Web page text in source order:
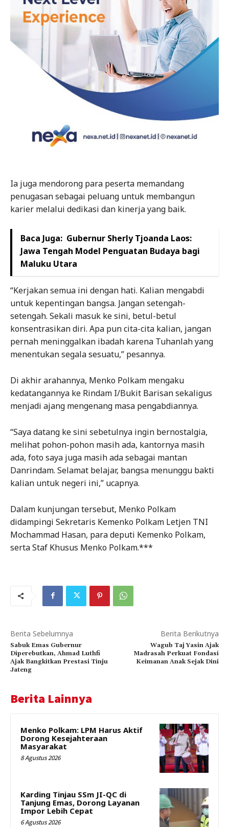
Ia juga mendorong para peserta memandang
penugasan sebagai peluang untuk membangun
karier melalui dedikasi dan kinerja yang baik.
Baca Juga: Gubernur Sherly Tjoanda Laos:
Jawa Tengah Model Penguatan Budaya bagi
Maluku Utara
“Kerjakan semua ini dengan hati. Kalian mengabdi
untuk kepentingan bangsa. Jangan setengah-
setengah. Sekali masuk ke sini, betul-betul
konsentrasikan diri. Apa pun cita-cita kalian, jangan
pernah meninggalkan ibadah karena Tuhanlah yang
menentukan segala sesuatu,” pesannya.
Di akhir arahannya, Menko Polkam mengaku
kedatangannya ke Rindam I/Bukit Barisan sekaligus
menjadi ajang mengenang masa pengabdiannya.
“Saya datang ke sini sebetulnya ingin bernostalgia,
melihat pohon-pohon masih ada, kantornya masih
ada, foto saya juga masih ada sebagai mantan
Danrindam. Selamat belajar, bangsa menunggu bakti
kalian untuk negeri ini,” ucapnya.
Dalam kunjungan tersebut, Menko Polkam
didampingi Sekretaris Kemenko Polkam Letjen TNI
Mochammad Hasan, para deputi Kemenko Polkam,
serta Staf Khusus Menko Polkam.***
Berita Sebelumnya
Sabuk Emas Gubernur
Diperebutkan, Ahmad Luthfi
Ajak Bangkitkan Prestasi Tinju
Jateng
Berita Berikutnya
Wagub Taj Yasin Ajak
Madrasah Perkuat Fondasi
Keimanan Anak Sejak Dini
Berita Lainnya
Menko Polkam: LPM Harus Aktif
Dorong Kesejahteraan
Masyarakat
8 Agustus 2026
Karding Tinjau SSm JI-QC di
Tanjung Emas, Dorong Layanan
Impor Lebih Cepat
6 Agustus 2026